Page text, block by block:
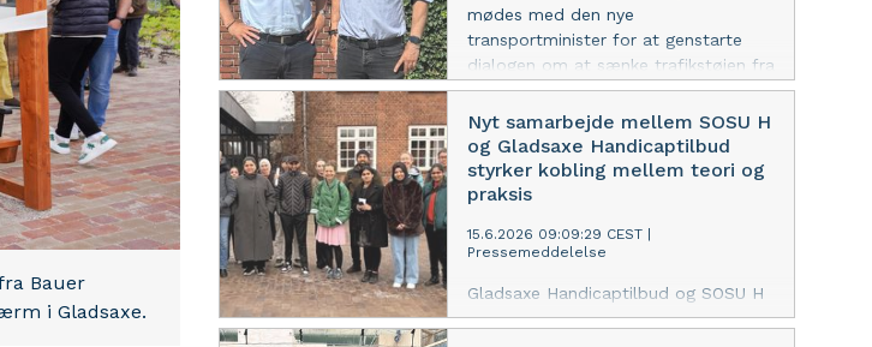
Bauer
i Gladsaxe.
mødes med den nye
transportminister for at genstarte
dialogen om at sænke trafikstøjen fra
Motorring 3.
Nyt samarbejde mellem SOSU H
og Gladsaxe Handicaptilbud
styrker kobling mellem teori og
praksis
15.6.2026 09:09:29 CEST
Pressemeddelelse
Gladsaxe Handicaptilbud og SOSU H
har indgået et nyt samarbejde, der